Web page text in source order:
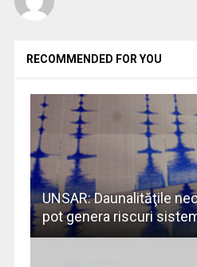
RECOMMENDED FOR YOU
UNSAR: Daunalităţile
pot genera riscuri